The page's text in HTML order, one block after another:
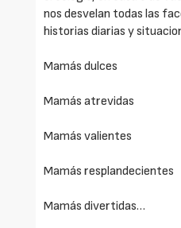
nos desvelan todas las
historias diarias y
Mamás dulces
Mamás atrevidas
Mamás valientes
Mamás resplandecientes
Mamás divertidas…